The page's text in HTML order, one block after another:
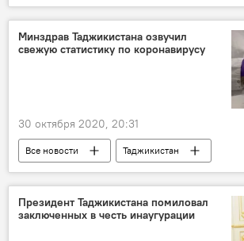
Таджикистан: свежие новости спорта
Таджикистан
Минздрав Таджикистана озвучил
свежую статистику по коронавирусу
30 октября 2020, 20:31
Все новости
Таджикистан
Здравоохранение
коронавирус
Коронавирус в Таджикистане: последние новости
Президент Таджикистана помиловал
заключенных в честь инаугурации